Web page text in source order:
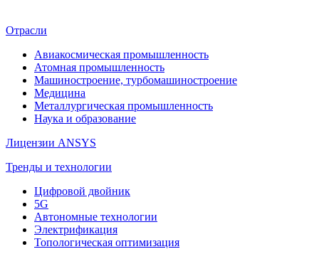
Отрасли
Авиакосмическая промышленность
Атомная промышленность
Машиностроение, турбомашиностроение
Медицина
Металлургическая промышленность
Наука и образование
Лицензии ANSYS
Тренды и технологии
Цифровой двойник
5G
Автономные технологии
Электрификация
Топологическая оптимизация